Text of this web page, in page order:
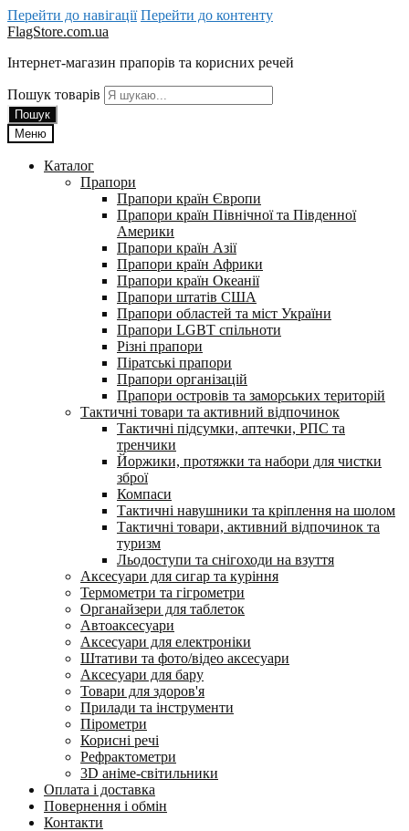
Перейти до навігації Перейти до контенту
FlagStore.com.ua
Інтернет-магазин прапорів та корисних речей
Пошук товарів
Пошук
Меню
Каталог
Прапори
Прапори країн Європи
Прапори країн Північної та Південної
Америки
Прапори країн Азії
Прапори країн Африки
Прапори країн Океанії
Прапори штатів США
Прапори областей та міст України
Прапори LGBT спільноти
Різні прапори
Піратські прапори
Прапори організацій
Прапори островів та заморських територій
Тактичні товари та активний відпочинок
Тактичні підсумки, аптечки, РПС та
тренчики
Йоржики, протяжки та набори для чистки
зброї
Компаси
Тактичні навушники та кріплення на шолом
Тактичні товари, активний відпочинок та
туризм
Льодоступи та снігоходи на взуття
Аксесуари для сигар та куріння
Термометри та гігрометри
Органайзери для таблеток
Автоаксесуари
Аксесуари для електроніки
Штативи та фото/відео аксесуари
Аксесуари для бару
Товари для здоров'я
Прилади та інструменти
Пірометри
Корисні речі
Рефрактометри
3D аніме-світильники
Оплата і доставка
Повернення і обмін
Контакти